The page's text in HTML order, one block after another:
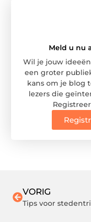
Meld u nu
Wil je jouw
een groter
kans om je blog
lezers die
VORIG
Tips voor